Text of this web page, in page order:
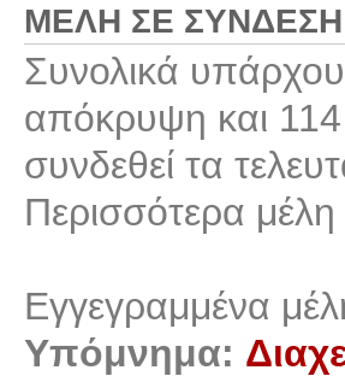
ΜΈΛΗ ΣΕ ΣΎΝΔΕΣΗ
Συνολικά
απόκρυψη και
συνδεθεί τα
Περισσότερα
Εγγεγραμμένα
Υπόμνημα: